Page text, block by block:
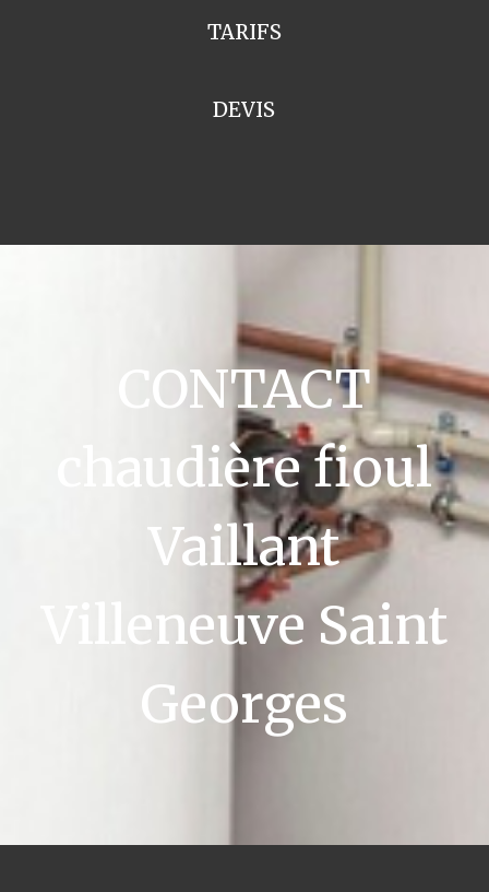
TARIFS
DEVIS
CONTACT
chaudière fioul
Vaillant
Villeneuve Saint
Georges